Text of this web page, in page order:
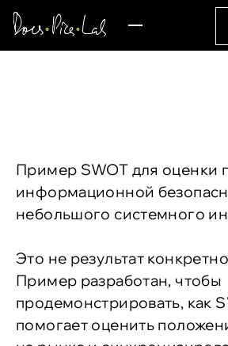
Пример SWOT для оценки
информационной
небольшого системного
Это не результат
Пример разработан, чтобы
продемонстрировать, как
помогает оценить